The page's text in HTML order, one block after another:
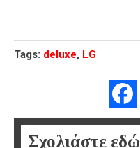
Tags: deluxe, LG
Σχολιάστε εδώ